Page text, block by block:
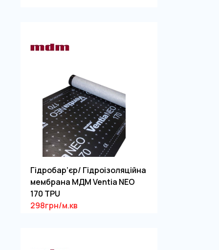
Гідробар’єр/ Гідроізоляційна
мембрана МДМ Ventia NEO
170 TPU
298грн/м.кв